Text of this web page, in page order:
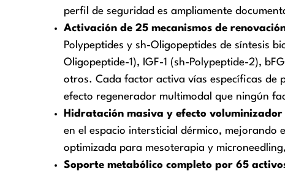
perfil de seguridad es ampliamente
Activación de 25 mecanismos de
Polypeptides y sh-Oligopeptides de síntesis
Oligopeptide-1), IGF-1 (sh-Polypeptide-2),
otros. Cada factor activa vías específicas de
efecto regenerador multimodal que ningún
Hidratación masiva y efecto
en el espacio intersticial dérmico, mejorando
optimizada para mesoterapia y
Soporte metabólico completo por 65